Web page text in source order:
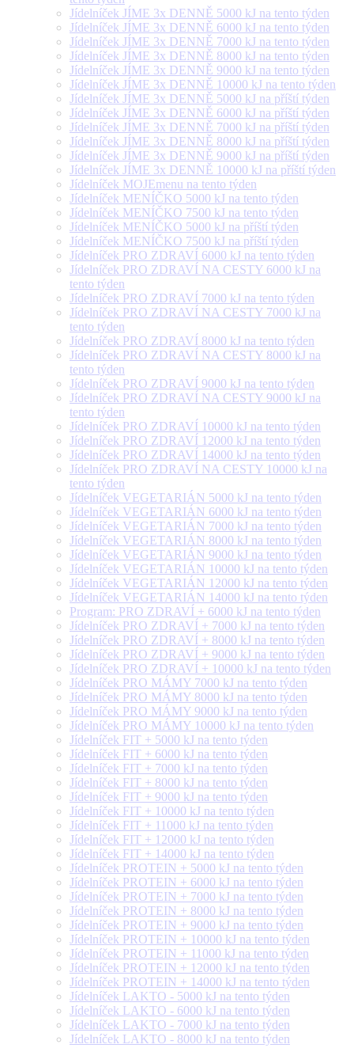
Jídelníček JÍME 3x DENNĚ 5000 kJ na tento týden
Jídelníček JÍME 3x DENNĚ 6000 kJ na tento týden
Jídelníček JÍME 3x DENNĚ 7000 kJ na tento týden
Jídelníček JÍME 3x DENNĚ 8000 kJ na tento týden
Jídelníček JÍME 3x DENNĚ 9000 kJ na tento týden
Jídelníček JÍME 3x DENNĚ 10000 kJ na tento týden
Jídelníček JÍME 3x DENNĚ 5000 kJ na příští týden
Jídelníček JÍME 3x DENNĚ 6000 kJ na příští týden
Jídelníček JÍME 3x DENNĚ 7000 kJ na příští týden
Jídelníček JÍME 3x DENNĚ 8000 kJ na příští týden
Jídelníček JÍME 3x DENNĚ 9000 kJ na příští týden
Jídelníček JÍME 3x DENNĚ 10000 kJ na příští týden
Jídelníček MOJEmenu na tento týden
Jídelníček MENÍČKO 5000 kJ na tento týden
Jídelníček MENÍČKO 7500 kJ na tento týden
Jídelníček MENÍČKO 5000 kJ na příští týden
Jídelníček MENÍČKO 7500 kJ na příští týden
Jídelníček PRO ZDRAVÍ 6000 kJ na tento týden
Jídelníček PRO ZDRAVÍ NA CESTY 6000 kJ na
tento týden
Jídelníček PRO ZDRAVÍ 7000 kJ na tento týden
Jídelníček PRO ZDRAVÍ NA CESTY 7000 kJ na
tento týden
Jídelníček PRO ZDRAVÍ 8000 kJ na tento týden
Jídelníček PRO ZDRAVÍ NA CESTY 8000 kJ na
tento týden
Jídelníček PRO ZDRAVÍ 9000 kJ na tento týden
Jídelníček PRO ZDRAVÍ NA CESTY 9000 kJ na
tento týden
Jídelníček PRO ZDRAVÍ 10000 kJ na tento týden
Jídelníček PRO ZDRAVÍ 12000 kJ na tento týden
Jídelníček PRO ZDRAVÍ 14000 kJ na tento týden
Jídelníček PRO ZDRAVÍ NA CESTY 10000 kJ na
tento týden
Jídelníček VEGETARIÁN 5000 kJ na tento týden
Jídelníček VEGETARIÁN 6000 kJ na tento týden
Jídelníček VEGETARIÁN 7000 kJ na tento týden
Jídelníček VEGETARIÁN 8000 kJ na tento týden
Jídelníček VEGETARIÁN 9000 kJ na tento týden
Jídelníček VEGETARIÁN 10000 kJ na tento týden
Jídelníček VEGETARIÁN 12000 kJ na tento týden
Jídelníček VEGETARIÁN 14000 kJ na tento týden
Program: PRO ZDRAVÍ + 6000 kJ na tento týden
Jídelníček PRO ZDRAVÍ + 7000 kJ na tento týden
Jídelníček PRO ZDRAVÍ + 8000 kJ na tento týden
Jídelníček PRO ZDRAVÍ + 9000 kJ na tento týden
Jídelníček PRO ZDRAVÍ + 10000 kJ na tento týden
Jídelníček PRO MÁMY 7000 kJ na tento týden
Jídelníček PRO MÁMY 8000 kJ na tento týden
Jídelníček PRO MÁMY 9000 kJ na tento týden
Jídelníček PRO MÁMY 10000 kJ na tento týden
Jídelníček FIT + 5000 kJ na tento týden
Jídelníček FIT + 6000 kJ na tento týden
Jídelníček FIT + 7000 kJ na tento týden
Jídelníček FIT + 8000 kJ na tento týden
Jídelníček FIT + 9000 kJ na tento týden
Jídelníček FIT + 10000 kJ na tento týden
Jídelníček FIT + 11000 kJ na tento týden
Jídelníček FIT + 12000 kJ na tento týden
Jídelníček FIT + 14000 kJ na tento týden
Jídelníček PROTEIN + 5000 kJ na tento týden
Jídelníček PROTEIN + 6000 kJ na tento týden
Jídelníček PROTEIN + 7000 kJ na tento týden
Jídelníček PROTEIN + 8000 kJ na tento týden
Jídelníček PROTEIN + 9000 kJ na tento týden
Jídelníček PROTEIN + 10000 kJ na tento týden
Jídelníček PROTEIN + 11000 kJ na tento týden
Jídelníček PROTEIN + 12000 kJ na tento týden
Jídelníček PROTEIN + 14000 kJ na tento týden
Jídelníček LAKTO - 5000 kJ na tento týden
Jídelníček LAKTO - 6000 kJ na tento týden
Jídelníček LAKTO - 7000 kJ na tento týden
Jídelníček LAKTO - 8000 kJ na tento týden